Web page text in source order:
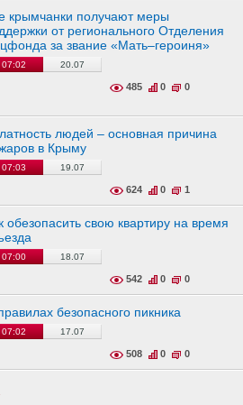
крымчанки получают меры
от регионального Отделения
за звание «Мать–героиня»
07:02 20.07
485 0 0
людей – основная причина
в Крыму
07:03 19.07
624 0 1
обезопасить свою квартиру на время
07:00 18.07
542 0 0
безопасного пикника
07:02 17.07
508 0 0